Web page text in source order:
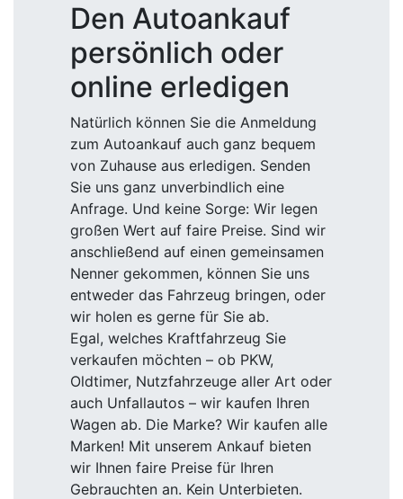
Den Autoankauf
persönlich oder
online erledigen
Natürlich können Sie die Anmeldung
zum Autoankauf auch ganz bequem
von Zuhause aus erledigen. Senden
Sie uns ganz unverbindlich eine
Anfrage. Und keine Sorge: Wir legen
großen Wert auf faire Preise. Sind wir
anschließend auf einen gemeinsamen
Nenner gekommen, können Sie uns
entweder das Fahrzeug bringen, oder
wir holen es gerne für Sie ab.
Egal, welches Kraftfahrzeug Sie
verkaufen möchten – ob PKW,
Oldtimer, Nutzfahrzeuge aller Art oder
auch Unfallautos – wir kaufen Ihren
Wagen ab. Die Marke? Wir kaufen alle
Marken! Mit unserem Ankauf bieten
wir Ihnen faire Preise für Ihren
Gebrauchten an. Kein Unterbieten.